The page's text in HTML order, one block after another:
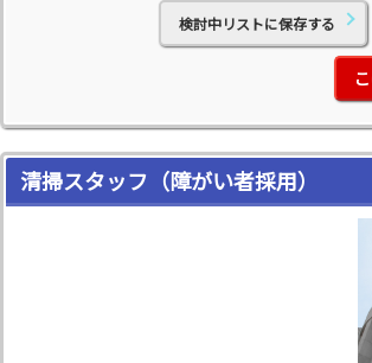
検討中リストに保存する
清掃スタッフ（障がい者採用）